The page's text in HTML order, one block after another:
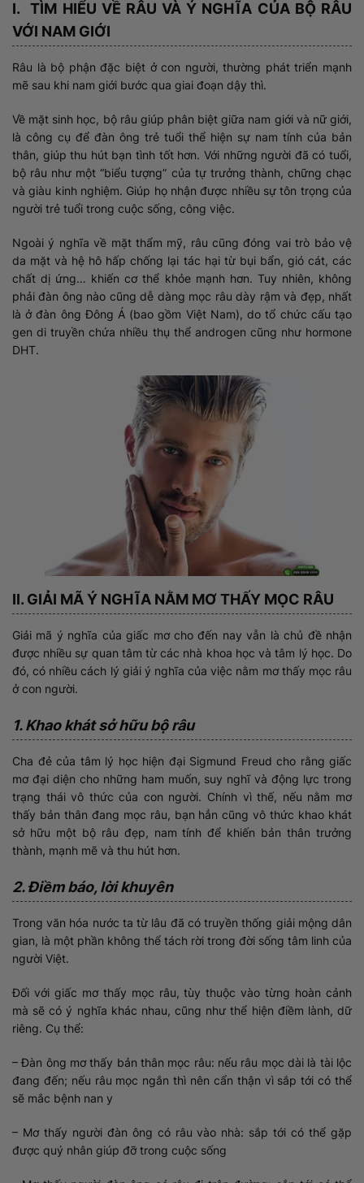
I. TÌM HIỂU VỀ RÂU VÀ Ý NGHĨA CỦA BỘ RÂU
VỚI NAM GIỚI
Râu là bộ phận đặc biệt ở con người, thường phát triển mạnh
mẽ sau khi nam giới bước qua giai đoạn dậy thì.
Về mặt sinh học, bộ râu giúp phân biệt giữa nam giới và nữ giới,
là công cụ để đàn ông trẻ tuổi thể hiện sự nam tính của bản
thân, giúp thu hút bạn tình tốt hơn. Với những người đã có tuổi,
bộ râu như một “biểu tượng” của tự trưởng thành, chững chạc
và giàu kinh nghiệm. Giúp họ nhận được nhiều sự tôn trọng của
người trẻ tuổi trong cuộc sống, công việc.
Ngoài ý nghĩa về mặt thẩm mỹ, râu cũng đóng vai trò bảo vệ
da mặt và hệ hô hấp chống lại tác hại từ bụi bẩn, gió cát, các
chất dị ứng… khiến cơ thể khỏe mạnh hơn. Tuy nhiên, không
phải đàn ông nào cũng dễ dàng mọc râu dày rậm và đẹp, nhất
là ở đàn ông Đông Á (bao gồm Việt Nam), do tổ chức cấu tạo
gen di truyền chứa nhiều thụ thể androgen cũng như hormone
DHT.
II. GIẢI MÃ Ý NGHĨA NẰM MƠ THẤY MỌC RÂU
Giải mã ý nghĩa của giấc mơ cho đến nay vẫn là chủ đề nhận
được nhiều sự quan tâm từ các nhà khoa học và tâm lý học. Do
đó, có nhiều cách lý giải ý nghĩa của việc nằm mơ thấy mọc râu
ở con người.
1. Khao khát sở hữu bộ râu
Cha đẻ của tâm lý học hiện đại Sigmund Freud cho rằng giấc
mơ đại diện cho những ham muốn, suy nghĩ và động lực trong
trạng thái vô thức của con người. Chính vì thế, nếu nằm mơ
thấy bản thân đang mọc râu, bạn hẳn cũng vô thức khao khát
sở hữu một bộ râu đẹp, nam tính để khiến bản thân trưởng
thành, mạnh mẽ và thu hút hơn.
2. Điềm báo, lời khuyên
Trong văn hóa nước ta từ lâu đã có truyền thống giải mộng dân
gian, là một phần không thể tách rời trong đời sống tâm linh của
người Việt.
Đối với giấc mơ thấy mọc râu, tùy thuộc vào từng hoàn cảnh
mà sẽ có ý nghĩa khác nhau, cũng như thể hiện điềm lành, dữ
riêng. Cụ thể:
– Đàn ông mơ thấy bản thân mọc râu: nếu râu mọc dài là tài lộc
đang đến; nếu râu mọc ngắn thì nên cẩn thận vì sắp tới có thể
sẽ mắc bệnh nan y
– Mơ thấy người đàn ông có râu vào nhà: sắp tới có thể gặp
được quý nhân giúp đỡ trong cuộc sống